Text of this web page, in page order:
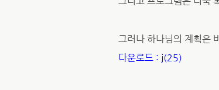
그러나 하나님의 계획은
다운로드 : j(25)